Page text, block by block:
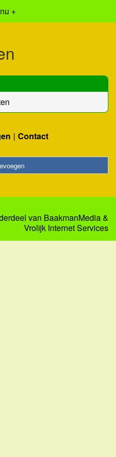
+
Contact
van BaakmanMedia&
Vrolijk Internet Services